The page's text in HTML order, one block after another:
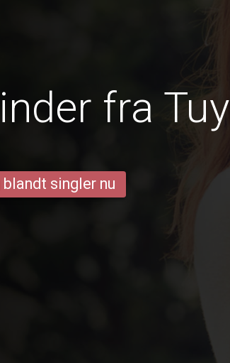
fra Tuy
blandt singler nu